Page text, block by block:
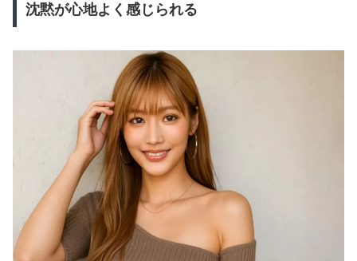
沈黙が心地よく感じられる